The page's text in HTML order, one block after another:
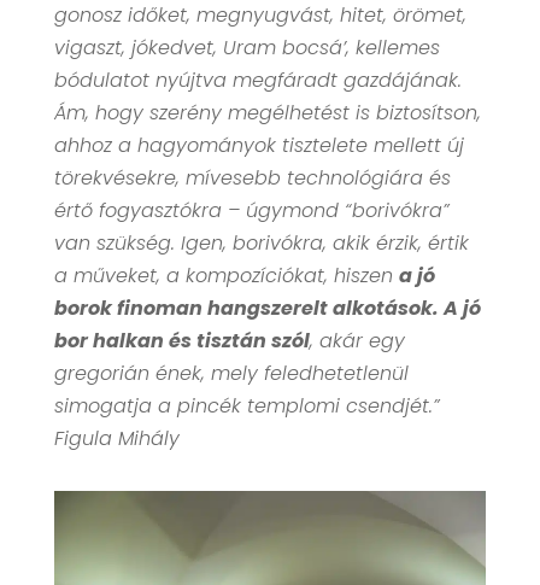
gonosz időket, megnyugvást, hitet, örömet,
vigaszt, jókedvet, Uram bocsá’, kellemes
bódulatot nyújtva megfáradt gazdájának.
Ám, hogy szerény megélhetést is biztosítson,
ahhoz a hagyományok tisztelete mellett új
törekvésekre, mívesebb technológiára és
értő fogyasztókra – úgymond “borivókra”
van szükség. Igen, borivókra, akik érzik, értik
a műveket, a kompozíciókat, hiszen a jó
borok finoman hangszerelt alkotások. A jó
bor halkan és tisztán szól, akár egy
gregorián ének, mely feledhetetlenül
simogatja a pincék templomi csendjét.”
Figula Mihály